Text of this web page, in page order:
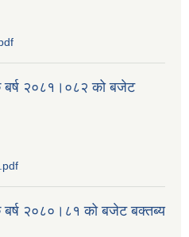
बर्ष २०८१।०८२ को बजेट
बर्ष २०८०।८१ को बजेट बक्तब्य